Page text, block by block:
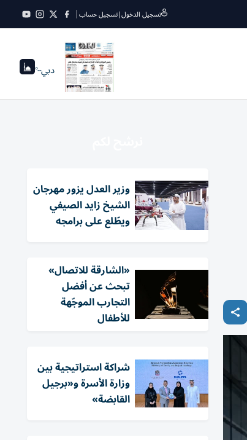
تسجيل الدخول|تسجيل حساب
دبي--°
وزير العدل يزور مهرجان
الشيخ زايد الصيفي
ويطّلع على برامجه
«الشارقة للاتصال»
تبحث عن أفضل
التجارب الموجّهة
للأطفال
شراكة استراتيجية بين
وزارة الأسرة و«برجيل
القابضة»